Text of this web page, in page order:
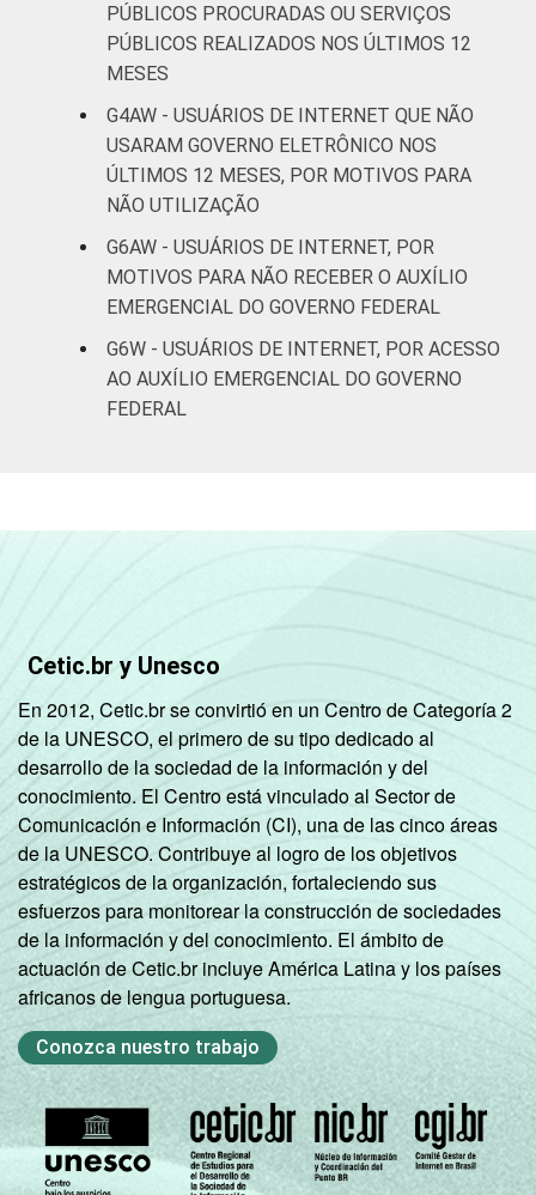
De 60 anos
ou mais
88 12
CLASSE
SOCIAL
AB 92 8
C 84 16
Fonte: CGI.br/NIC.br, Centro Regional de
Sociedade da Informação (Cetic.br),
Pesquisa on-line com usuários de Internet no
Brasil - Painel TIC COVID-19 - Edição 4.
PÚBLICOS PROCURADAS OU SERVIÇOS
PÚBLICOS REALIZADOS NOS ÚLTIMOS 12
MESES
G4AW - USUÁRIOS DE INTERNET QUE NÃO
USARAM GOVERNO ELETRÔNICO NOS
ÚLTIMOS 12 MESES, POR MOTIVOS PARA
NÃO UTILIZAÇÃO
G6AW - USUÁRIOS DE INTERNET, POR
MOTIVOS PARA NÃO RECEBER O AUXÍLIO
EMERGENCIAL DO GOVERNO FEDERAL
G6W - USUÁRIOS DE INTERNET, POR ACESSO
AO AUXÍLIO EMERGENCIAL DO GOVERNO
FEDERAL
Cetic.br y Unesco
En 2012, Cetic.br se convirtió en un Centro de Categoría 2
de la UNESCO, el primero de su tipo dedicado al
desarrollo de la sociedad de la información y del
conocimiento. El Centro está vinculado al Sector de
Comunicación e Información (CI), una de las cinco áreas
de la UNESCO. Contribuye al logro de los objetivos
estratégicos de la organización, fortaleciendo sus
esfuerzos para monitorear la construcción de sociedades
de la información y del conocimiento. El ámbito de
actuación de Cetic.br incluye América Latina y los países
africanos de lengua portuguesa.
Conozca nuestro trabajo